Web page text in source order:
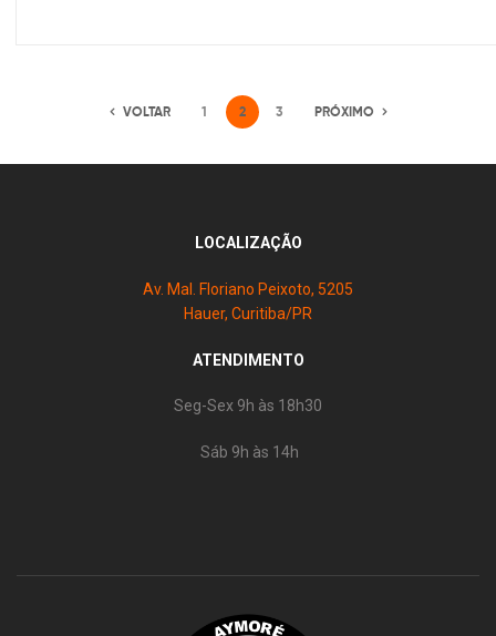
VOLTAR 1 2 3 PRÓXIMO
LOCALIZAÇÃO
Av. Mal. Floriano Peixoto, 5205
Hauer, Curitiba/PR
ATENDIMENTO
Seg-Sex 9h às 18h30
Sáb 9h às 14h